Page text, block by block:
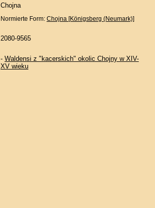
Chojna
Normierte Form: Chojna [Königsberg (Neumark)]
2080-9565
- Waldensi z "kacerskich" okolic Chojny w XIV-
XV wieku